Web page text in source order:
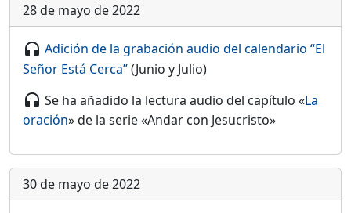
28 de mayo de 2022
headset Adición de la grabación audio del calendario “El
Señor Está Cerca”(Junio y Julio)
headset Se ha añadido la lectura audio del capítulo «La
oración» de la serie «Andar con Jesucristo»
30 de mayo de 2022